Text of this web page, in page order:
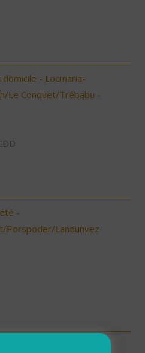
- Locmaria-
Le Conquet/Trébabu -
-
Porspoder/Landunvez
- Saint-Renan (H/F)